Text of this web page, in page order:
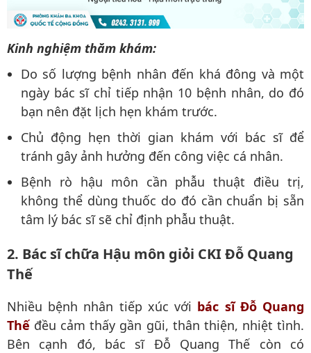
Kinh nghiệm thăm khám:
Do số lượng bệnh nhân đến khá đông và một
ngày bác sĩ chỉ tiếp nhận 10 bệnh nhân, do đó
bạn nên đặt lịch hẹn khám trước.
Chủ động hẹn thời gian khám với bác sĩ để
tránh gây ảnh hưởng đến công việc cá nhân.
Bệnh rò hậu môn cần phẫu thuật điều trị,
không thể dùng thuốc do đó cần chuẩn bị sẵn
tâm lý bác sĩ sẽ chỉ định phẫu thuật.
2. Bác sĩ chữa Hậu môn giỏi CKI Đỗ Quang
Thế
Nhiều bệnh nhân tiếp xúc với bác sĩ Đỗ Quang
Thếđều cảm thấy gần gũi, thân thiện, nhiệt tình.
Bên cạnh đó, bác sĩ Đỗ Quang Thế còn có